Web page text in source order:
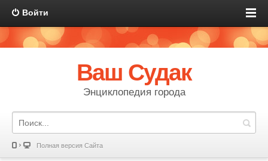
Войти
Ваш Судак
Энциклопедия города
Полная версия Сайта